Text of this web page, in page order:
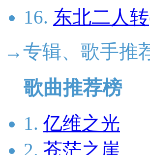
16. 东北二人
→专辑、歌手推
歌曲推荐榜
1. 亿维之光
2. 苍茫之崖